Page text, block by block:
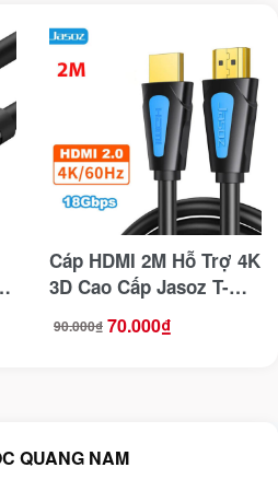
Cáp HDMI 2M Hỗ Trợ 4K
3D Cao Cấp Jasoz T-
A218 Chuẩn 2.0
90.000₫
Giá
gốc 70.000₫
Giá
hiện
QUANG NAM